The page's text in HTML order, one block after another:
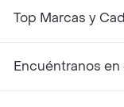
Top Marcas y
Encuéntranos